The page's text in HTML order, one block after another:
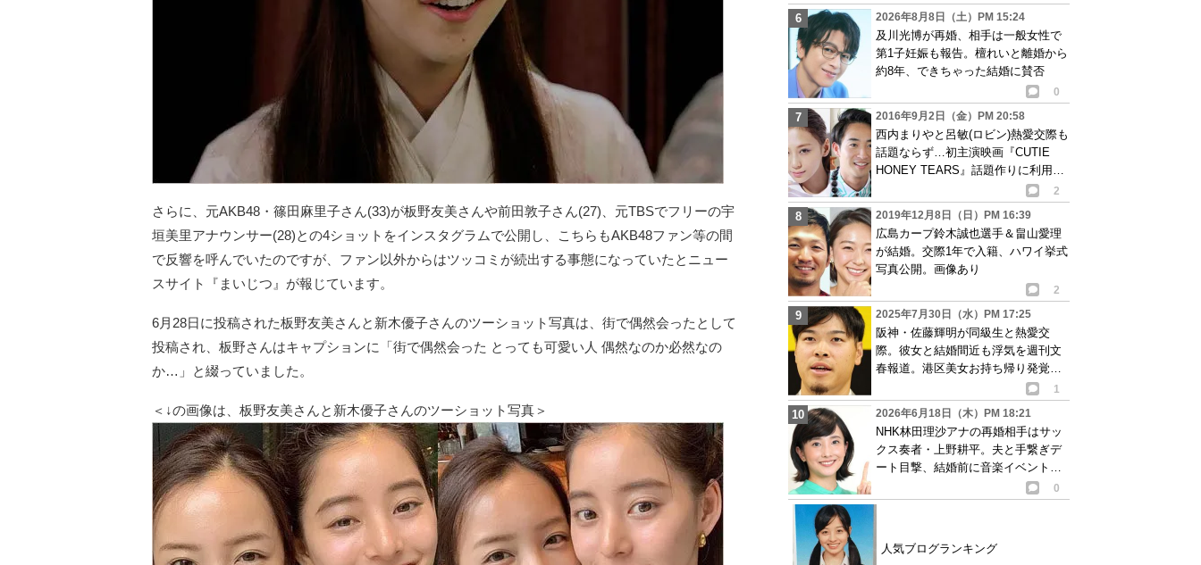
さらに、元AKB48・篠田麻里子さん(33)が板野友美さんや前田敦子さん(27)、元TBSでフリーの宇
垣美里アナウンサー(28)との4ショットをインスタグラムで公開し、こちらもAKB48ファン等の間
で反響を呼んでいたのですが、ファン以外からはツッコミが続出する事態になっていたとニュー
スサイト『まいじつ』が報じています。
6月28日に投稿された板野友美さんと新木優子さんのツーショット写真は、街で偶然会ったとして
投稿され、板野さんはキャプションに「街で偶然会った とっても可愛い人 偶然なのか必然なの
か…」と綴っていました。
＜↓の画像は、板野友美さんと新木優子さんのツーショット写真＞
2026年8月8日（土）PM 15:24
及川光博が再婚、相手は一般女性で
第1子妊娠も報告。檀れいと離婚から
約8年、できちゃった結婚に賛否
0
2016年9月2日（金）PM 20:58
西内まりやと呂敏(ロビン)熱愛交際も
話題ならず…初主演映画『CUTIE
HONEY TEARS』話題作りに利用も
2
2019年12月8日（日）PM 16:39
広島カープ鈴木誠也選手＆畠山愛理
が結婚。交際1年で入籍、ハワイ挙式
写真公開。画像あり
2
2025年7月30日（水）PM 17:25
阪神・佐藤輝明が同級生と熱愛交
際。彼女と結婚間近も浮気を週刊文
春報道。港区美女お持ち帰り発覚で
1
2026年6月18日（木）PM 18:21
NHK林田理沙アナの再婚相手はサッ
クス奏者・上野耕平。夫と手繋ぎデ
ート目撃、結婚前に音楽イベントで
0
人気ブログランキング